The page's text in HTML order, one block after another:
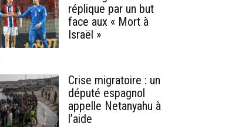
réplique par un but
face aux « Mort à
Israël »
Crise migratoire : un
député espagnol
appelle Netanyahu à
l’aide